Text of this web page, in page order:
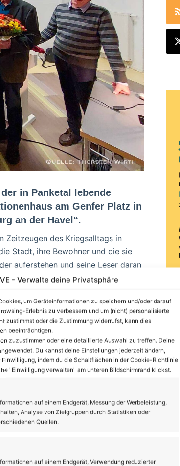
- Verwalte deine Privatsphäre
um Geräteinformationen zu speichern und/oder darauf
Erlebnis zu verbessern und um (nicht) personalisierte
zustimmst oder die Zustimmung widerrufst, kann dies
beeinträchtigen.
zuzustimmen oder eine detaillierte Auswahl zu treffen. Deine
Du kannst deine Einstellungen jederzeit ändern,
indem du die Schaltflächen in der Cookie-Richtlinie
"Einwilligung verwalten" am unteren Bildschirmrand klickst.
auf einem Endgerät, Messung der Werbeleistung,
Analyse von Zielgruppen durch Statistiken oder
Quellen.
auf einem Endgerät, Verwendung reduzierter
in Panketal lebende
am Genfer Platz in
an der Havel“.
Zeitzeugen des Kriegsalltags in
Stadt, ihre Bewohner und die sie
auferstehen und seine Leser daran
geschrieben, und doch
Geschichte durch das Erzählen von